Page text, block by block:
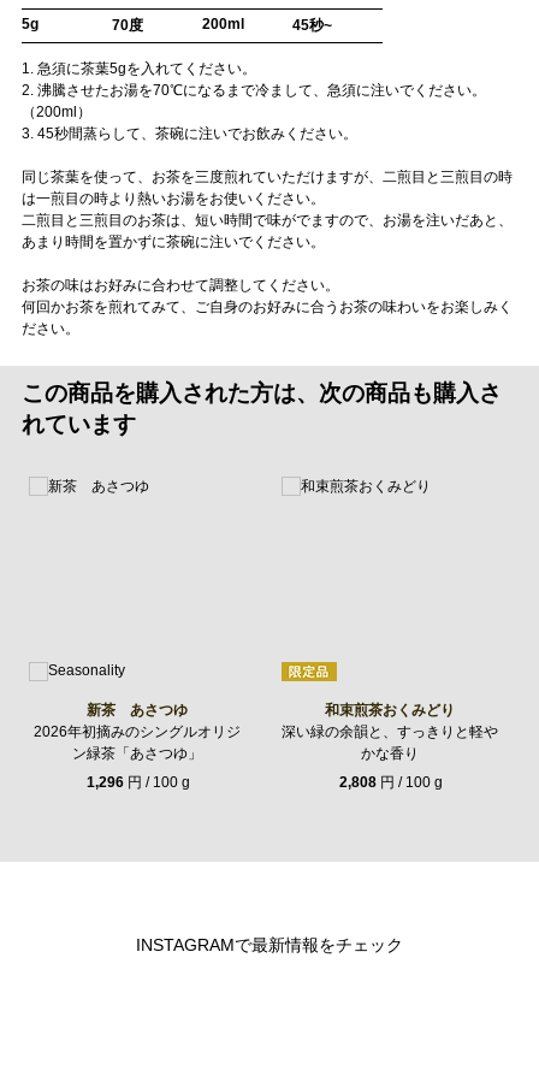
5g 70度 200ml 45秒~
1. 急須に茶葉5gを入れてください。
2. 沸騰させたお湯を70℃になるまで冷まして、急須に注いでください。
（200ml）
3. 45秒間蒸らして、茶碗に注いでお飲みください。
同じ茶葉を使って、お茶を三度煎れていただけますが、二煎目と三煎目の時
は一煎目の時より熱いお湯をお使いください。
二煎目と三煎目のお茶は、短い時間で味がでますので、お湯を注いだあと、
あまり時間を置かずに茶碗に注いでください。
お茶の味はお好みに合わせて調整してください。
何回かお茶を煎れてみて、ご自身のお好みに合うお茶の味わいをお楽しみく
ださい。
この商品を購入された方は、次の商品も購入さ
れています
新茶 あさつゆ
2026年初摘みのシングルオリジ
ン緑茶「あさつゆ」
1,296 円 / 100 g
和束煎茶おくみどり
深い緑の余韻と、すっきりと軽や
かな香り
2,808 円 / 100 g
INSTAGRAMで最新情報をチェック